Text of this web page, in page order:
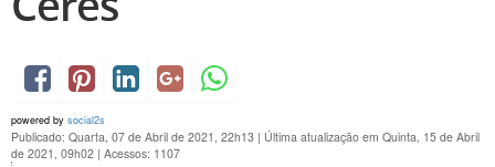
powered by social2s
Publicado: Quarta, 07 de Abril de 2021, 22h13 | Última atualização em Quinta, 15 de Abril
de 2021, 09h02 | Acessos: 1107